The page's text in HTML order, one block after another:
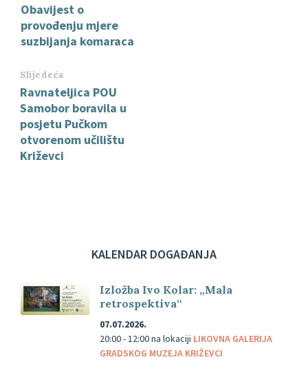
Obavijest o
provođenju mjere
suzbijanja komaraca
Slijedeća
Ravnateljica POU
Samobor boravila u
posjetu Pučkom
otvorenom učilištu
Križevci
KALENDAR DOGAĐANJA
Izložba Ivo Kolar: „Mala
retrospektiva“
07.07.2026.
20:00 - 12:00na lokaciji LIKOVNA GALERIJA
GRADSKOG MUZEJA KRIŽEVCI